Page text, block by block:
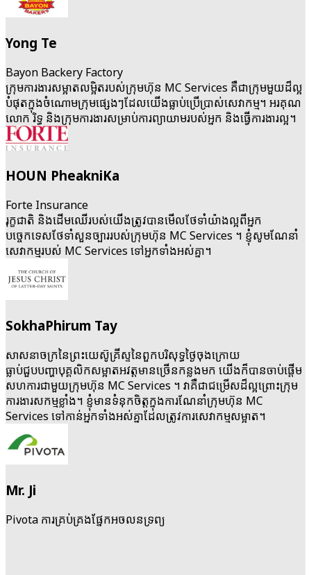
Yong Te
Bayon Backery Factory
ក្រុម​ការងារ​សម្អាត​លម្អិត​របស់​ក្រុមហ៊ុន MC Services​ គឺជា​ក្រុមមួយ​ដ៏ល្អ
បំផុត​ក្នុង​ចំណោម​ក្រុម​ផ្សេងៗ​ដែល​យើង​ធ្លាប់​ប្រើប្រាស់​សេវាកម្ម។ អរគុណ
លោក រិទ្ធ និងក្រុម​ការងារ​សម្រាប់​ការព្យាយាម​របស់​អ្នក និងធ្វើ​ការងារ​ល្អ។
HOUN PheakniKa
Forte Insurance
រុក្ខជាតិ​ និងដើមឈើ​របស់​យើង​ត្រូវបាន​មើល​ថែទាំ​យ៉ាងល្អ​ពី​អ្នក​
បច្ចេកទេស​ថែទាំ​សួនច្បារ​របស់​ក្រុមហ៊ុន MC Services ។ ខ្ញុំ​សូម​ណែនាំ​
សេវាកម្ម​របស់​ MC Services ទៅ​អ្នក​ទាំងអស់គ្នា។
SokhaPhirum Tay
សាសនា​ចក្រ​នៃ​ព្រះយេស៊ូគ្រីស្ទ​នៃ​ពួកបរិសុទ្ធ​ថ្ងៃ​ចុង​ក្រោយ
ធ្លាប់ជួប​បញ្ហា​បុគ្គលិក​សម្អាត​អវត្តមាន​ច្រើន​កន្លងមក យើង​ក៏បាន​ចាប់ផ្តើម​
សហការ​ជាមួយ​ក្រុមហ៊ុន MC Services ។ វា​គឺជា​ជម្រើស​ដ៏ល្អ​ព្រោះ​ក្រុម
ការងារ​សកម្ម​ខ្លាំង។ ខ្ញុំ​មាន​ទំនុកចិត្ត​ក្នុងការ​ណែនាំ​ក្រុមហ៊ុន MC
Services ទៅ​កាន់​អ្នក​ទាំង​អស់​គ្នា​ដែល​ត្រូវការ​សេវាកម្ម​សម្អាត។
Mr. Ji
Pivota ការ​គ្រប់គ្រង​ផ្នែក​អចលនទ្រព្យ